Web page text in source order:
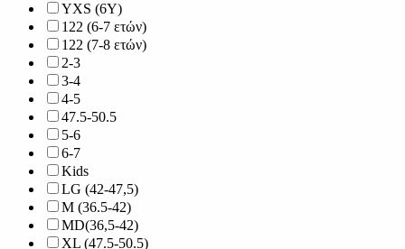
YXS (6Y)
122 (6-7 ετών)
122 (7-8 ετών)
2-3
3-4
4-5
47.5-50.5
5-6
6-7
Kids
LG (42-47,5)
M (36.5-42)
MD(36,5-42)
XL (47.5-50.5)